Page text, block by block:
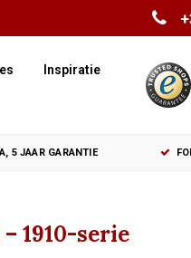
Inspiratie
5 JAAR GARANTIE
1910-serie